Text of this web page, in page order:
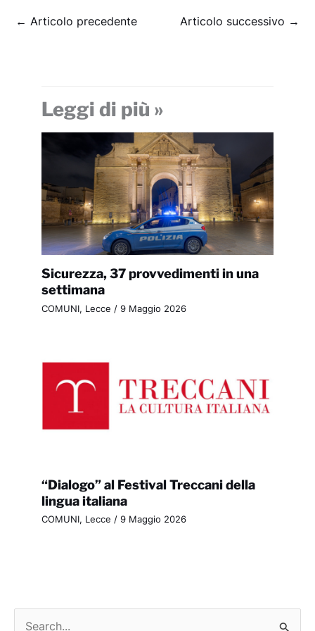
← Articolo precedente Articolo successivo →
Leggi di più »
Sicurezza, 37 provvedimenti in una
settimana
COMUNI, Lecce / 9 Maggio 2026
“Dialogo” al Festival Treccani della
lingua italiana
COMUNI, Lecce / 9 Maggio 2026